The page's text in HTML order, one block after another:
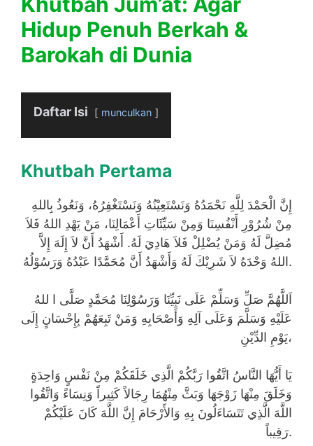
Hidup Penuh Berkah &
Barokah di Dunia
Daftar Isi munculkan
Khutbah Pertama
إِنَّ الْحَمْدَ لِلَّهِ نَحْمَدُهُ وَنَسْتَعِيْنُهُ وَنَسْتَغْفِرُهُ، وَنَعُوذُ بِاللهِ
مِنْ شُرُوْرِ أَنْفُسِنَا وَمِنْ سَيِّئَاتِ أَعْمَالِنَا، مَنْ يَهْدِ اللهُ فَلاَ
مُضِلَّ لَهُ وَمَنْ يُضْلِلْ فَلاَ هَادِيَ لَهُ. أَشْهَدُ أَنَّ لاَ إِلَهَ إِلاَّ
اللهُ وَحْدَهُ لاَ شَرِيْكَ لَهُ وَأَشْهَدُ أَنَّ مُحَمَّدًا عَبْدُهُ وَرَسُوْلُهُ.
عَلَيْهِ وَسَلَّمَ وَعَلَى آلِهِ وَأَصْحَابِهِ وَمَنْ تَبِعَهُمْ بِإِحْسَانٍ إِلَى
يَوْمِ الدِّيْنِ،
يَا أَيُّهَا النَّاسُ اتَّقُوا رَبَّكُمْ الَّذِي خَلَقَكُمْ مِنْ نَفْسٍ وَاحِدَةٍ
وَخَلَقَ مِنْهَا زَوْجَهَا وَبَثَّ مِنْهُمَا رِجَالاً كَثِيراً وَنِسَاءً وَاتَّقُوا
اللَّهَ الَّذِي تَتَسَاءَلُونَ بِهِ وَالأَرْحَامَ إِنَّ اللَّهَ كَانَ عَلَيْكُمْ
رَقِيباً.